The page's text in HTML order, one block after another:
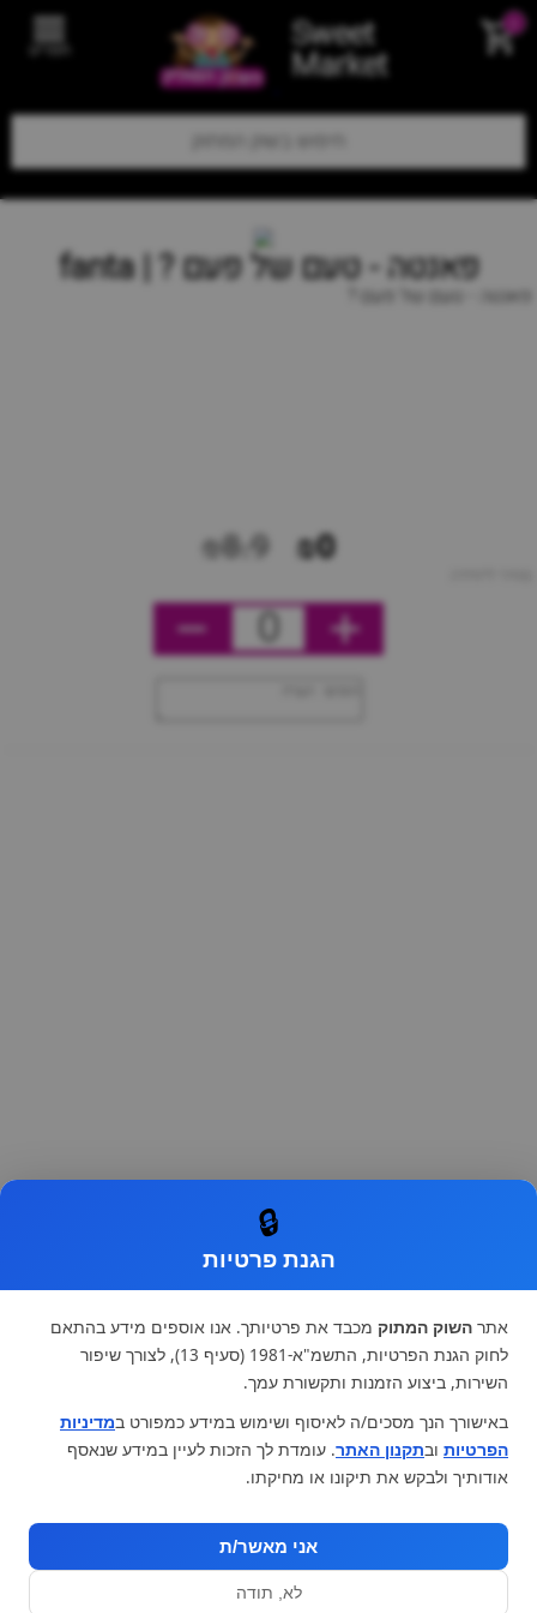
Sweet
Market תפריט
פאנטה - טעם של פעם ? | fanta
פאנטה - טעם של פעם ?
₪0
₪8.9
0
🔒
הגנת פרטיות
אתר השוק המתוק מכבד את פרטיותך. אנו אוספים מידע בהתאם
לחוק הגנת הפרטיות, התשמ"א-1981 (סעיף 13), לצורך שיפור
השירות, ביצוע הזמנות ותקשורת עמך.
באישורך הנך מסכים/ה לאיסוף ושימוש במידע כמפורט במדיניות
הפרטיות ובתקנון האתר. עומדת לך הזכות לעיין במידע שנאסף
אודותיך ולבקש את תיקונו או מחיקתו.
אני מאשר/ת
לא, תודה